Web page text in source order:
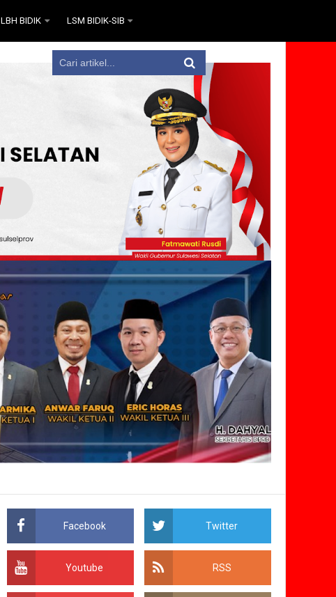
LBH BIDIK LSM BIDIK-SIB
Facebook Twitter
Youtube RSS